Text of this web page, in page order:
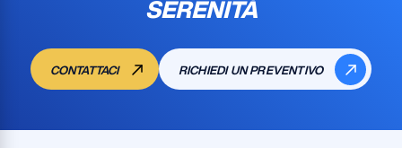
SERENITÀ
CONTATTACI RICHIEDI UN PREVENTIVO